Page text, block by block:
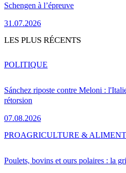
Schengen à l’épreuve
31.07.2026
LES PLUS RÉCENTS
Sánchez riposte contre Meloni :
rétorsion
07.08.2026
POLITIQUE
Poulets, bovins et ours polaires : la
PROAGRICULTURE &